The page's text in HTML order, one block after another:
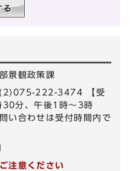
景観政策課
222-3474 【受
分、午後1時～3時
い合わせは受付時間内で
注意ください